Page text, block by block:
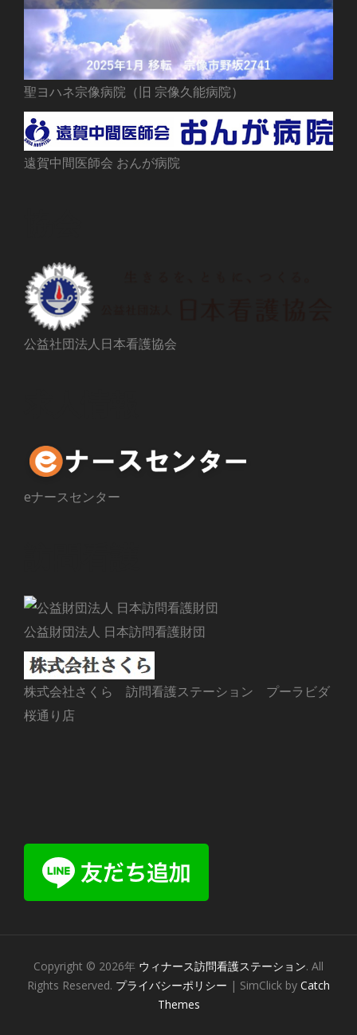
聖ヨハネ宗像病院（旧 宗像久能病院）
遠賀中間医師会 おんが病院
公益社団法人日本看護協会
eナースセンター
公益財団法人 日本訪問看護財団
株式会社さくら 訪問看護ステーション プーラビダ
桜通り店
Copyright © 2026年 ウィナース訪問看護ステーション. All
Rights Reserved. プライバシーポリシー | SimClick by Catch
Themes